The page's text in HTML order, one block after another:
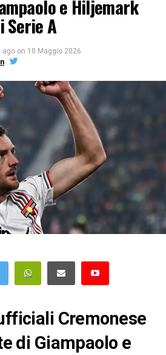
e Hiljemark
Serie A
ago on 10 Maggio 2026
Cremonese
di Giampaolo e